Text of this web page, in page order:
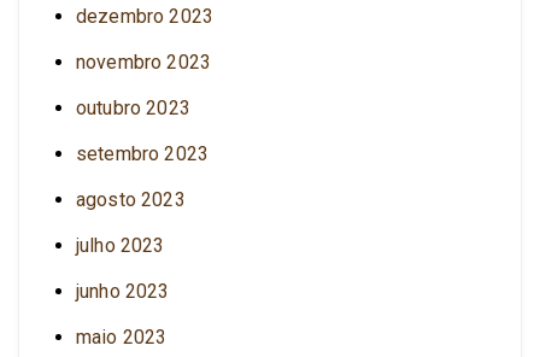
dezembro 2023
novembro 2023
outubro 2023
setembro 2023
agosto 2023
julho 2023
junho 2023
maio 2023